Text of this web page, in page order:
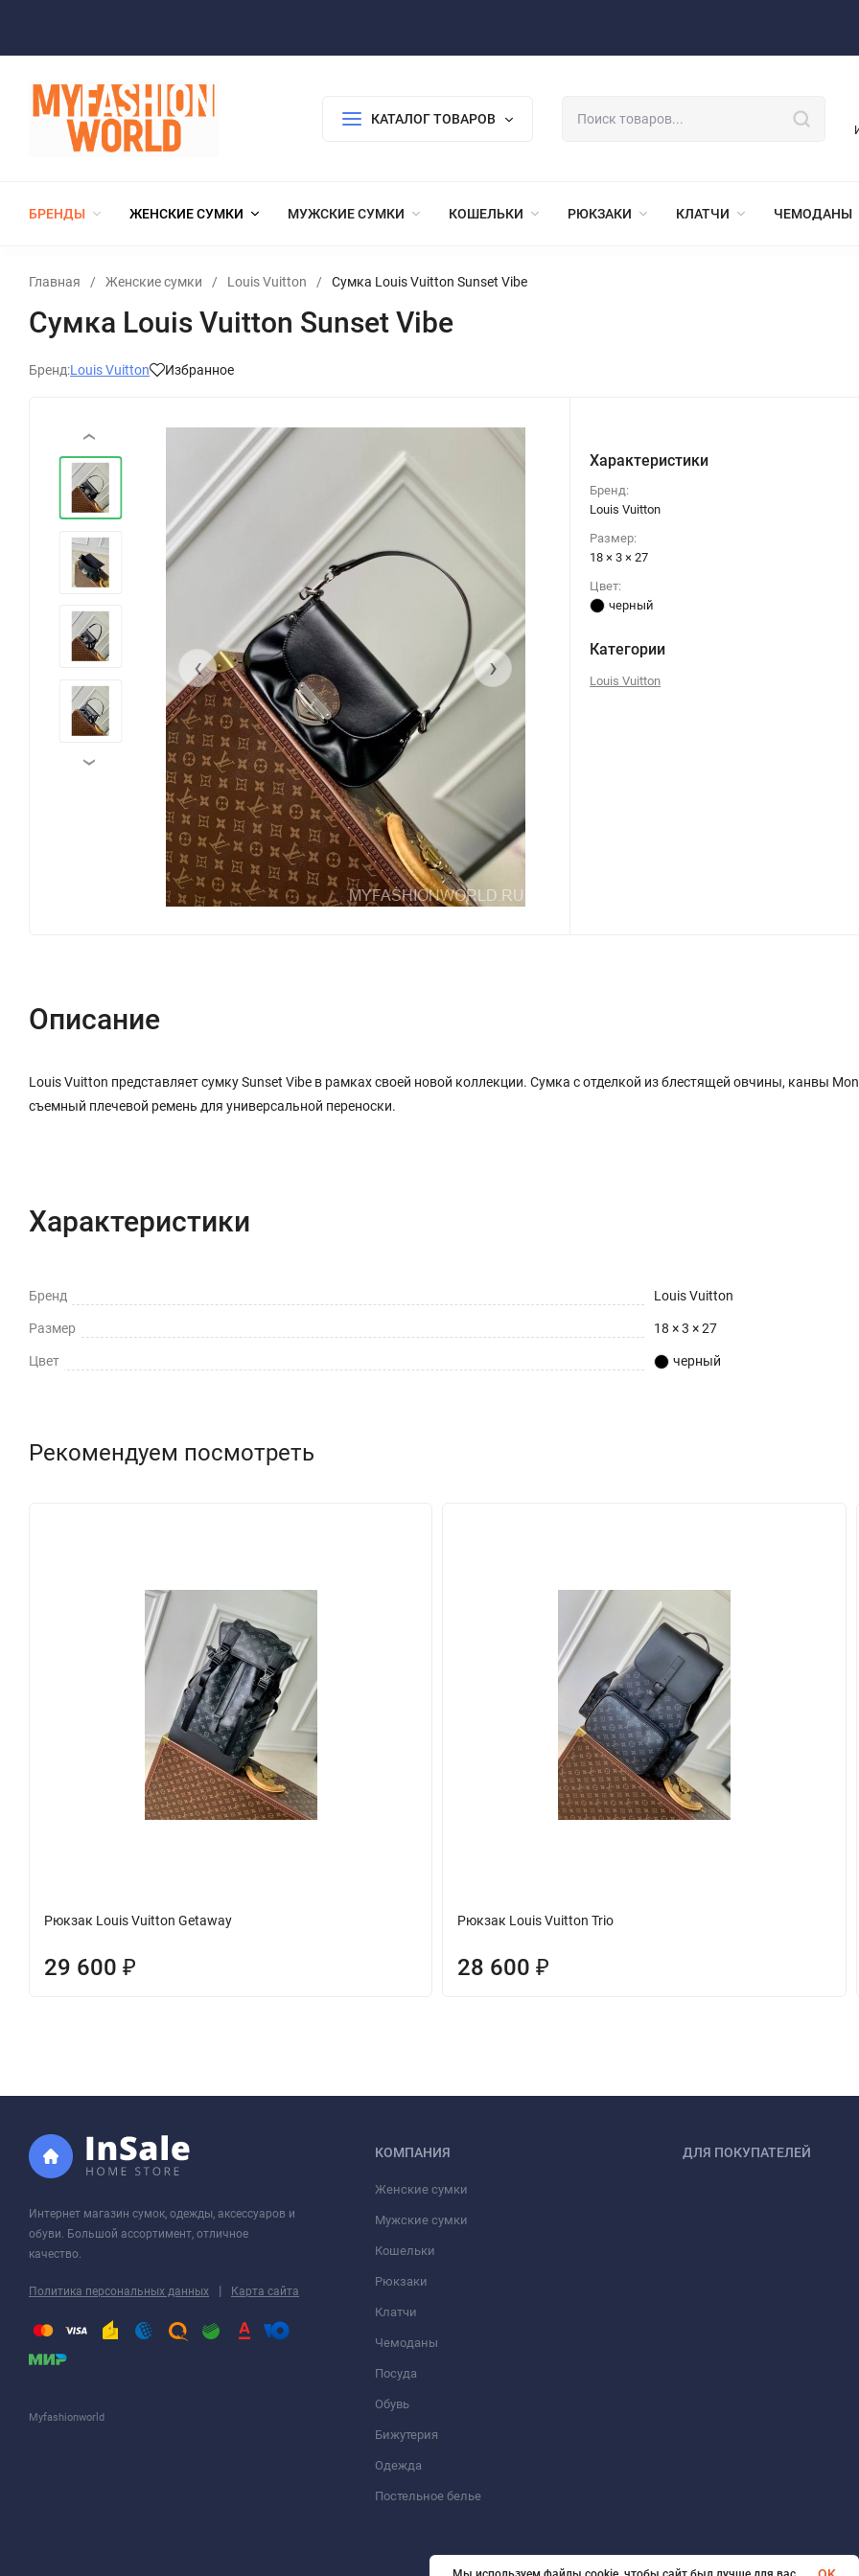
КАТАЛОГ ТОВАРОВ
БРЕНДЫ ЖЕНСКИЕ СУМКИ МУЖСКИЕ СУМКИ КОШЕЛЬКИ РЮКЗАКИ КЛАТЧИ ЧЕМОДАНЫ
Главная / Женские сумки / Louis Vuitton / Сумка Louis Vuitton Sunset Vibe
Сумка Louis Vuitton Sunset Vibe
Бренд:Louis Vuitton Избранное
‹ ›
‹
›
Характеристики
Бренд:
Louis Vuitton
Размер:
18 × 3 × 27
Цвет:
черный
Категории
Louis Vuitton
Описание
Louis Vuitton представляет сумку Sunset Vibe в рамках своей новой коллекции. Сумка с отделкой из блестящей овчины, канвы
съемный плечевой ремень для универсальной переноски.
Характеристики
Бренд Louis Vuitton
Размер 18 × 3 × 27
Цвет черный
Рекомендуем посмотреть
Рюкзак Louis Vuitton Getaway
29 600 ₽
Рюкзак Louis Vuitton Trio
28 600₽
Интернет магазин сумок, одежды, аксессуаров и
обуви. Большой ассортимент, отличное
качество.
Политика персональных данных | Карта сайта
Myfashionworld
КОМПАНИЯ
Женские сумки
Мужские сумки
Кошельки
Рюкзаки
Клатчи
Чемоданы
Посуда
Обувь
Бижутерия
Одежда
Постельное белье
ДЛЯ ПОКУПАТЕЛЕЙ